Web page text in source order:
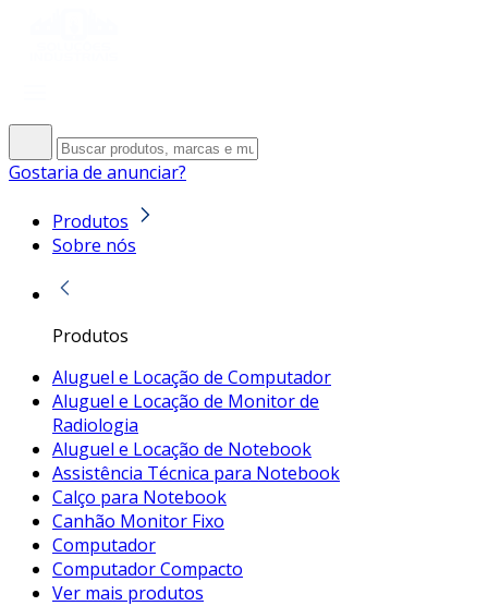
Gostaria de anunciar?
Produtos
Sobre nós
Produtos
Aluguel e Locação de Computador
Aluguel e Locação de Monitor de
Radiologia
Aluguel e Locação de Notebook
Assistência Técnica para Notebook
Calço para Notebook
Canhão Monitor Fixo
Computador
Computador Compacto
Ver mais produtos